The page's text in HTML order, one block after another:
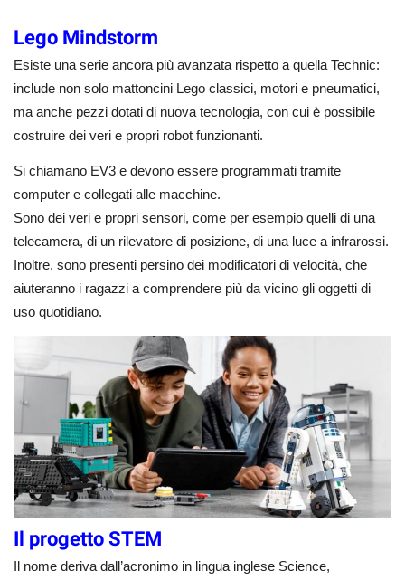
Lego Mindstorm
Esiste una serie ancora più avanzata rispetto a quella Technic:
include non solo mattoncini Lego classici, motori e pneumatici,
ma anche pezzi dotati di nuova tecnologia, con cui è possibile
costruire dei veri e propri robot funzionanti.
Si chiamano EV3 e devono essere programmati tramite
computer e collegati alle macchine.
Sono dei veri e propri sensori, come per esempio quelli di una
telecamera, di un rilevatore di posizione, di una luce a infrarossi.
Inoltre, sono presenti persino dei modificatori di velocità, che
aiuteranno i ragazzi a comprendere più da vicino gli oggetti di
uso quotidiano.
Il progetto STEM
Il nome deriva dall’acronimo in lingua inglese Science,